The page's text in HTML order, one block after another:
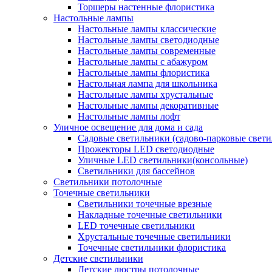
Торшеры настенные флористика
Настольные лампы
Настольные лампы классические
Настольные лампы светодиодные
Настольные лампы современные
Настольные лампы с абажуром
Настольные лампы флористика
Настольная лампа для школьника
Настольные лампы хрустальные
Настольные лампы декоративные
Настольные лампы лофт
Уличное освещение для дома и сада
Садовые светильники (садово-парковые
Прожекторы LED светодиодные
Уличные LED светильники(консольные)
Светильники для бассейнов
Светильники потолочные
Точечные светильники
Светильники точечные врезные
Накладные точечные светильники
LED точечные светильники
Хрустальные точечные светильники
Точечные светильники флористика
Детские светильники
Детские люстры потолочные